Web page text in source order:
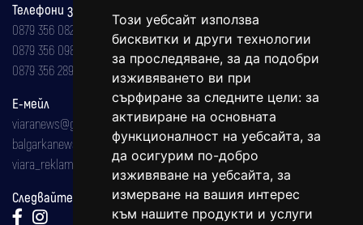
Този уебсайт използва
бисквитки и други технологии
за проследяване, за да подобри
изживяването ви при
сърфиране за следните цели: за
активиране на основната
функционалност на уебсайта, за
да осигурим по-добро
изживяване на уебсайта, за
измерване на вашия интерес
към нашите продукти и услуги
Телефони за реклама и абонаменти
0879 356 082
0879 356 098
0879 356 289
Е-мейл
viaranews@gmail.com
balgarkanews@gmail.com
viara_reklama@mail.bg
Следвайте ни: